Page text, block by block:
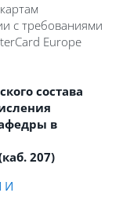
с требованиями
Europe
состава
в
207)
И